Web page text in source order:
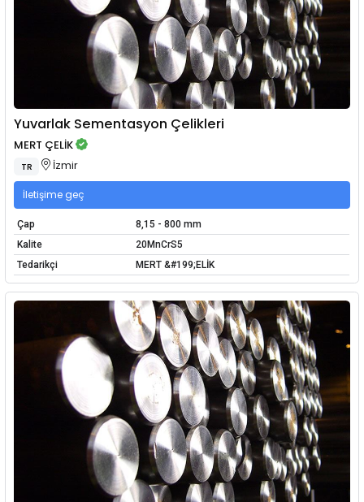
Yuvarlak Sementasyon Çelikleri
MERT ÇELİK
TR İzmir
İletişime geç
Çap
8,15 - 800 mm
Kalite
20MnCrS5
Tedarikçi
MERT &#199;ELİK